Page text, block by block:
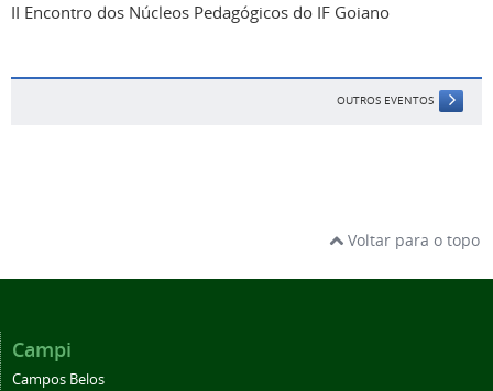
II Encontro dos Núcleos Pedagógicos do IF Goiano
OUTROS EVENTOS
Voltar para o topo
Campi
Campos Belos